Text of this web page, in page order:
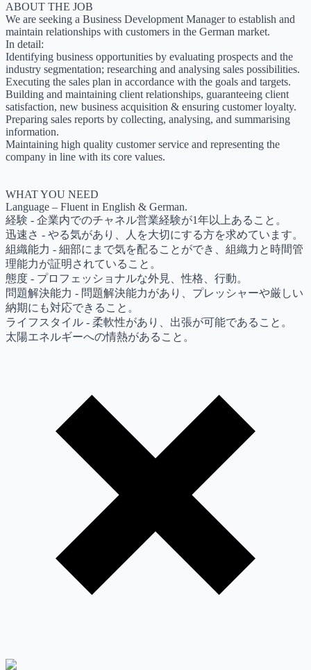
ABOUT THE JOB
We are seeking a Business Development Manager to establish and
maintain relationships with customers in the German market.
In detail:
Identifying business opportunities by evaluating prospects and the
industry segmentation; researching and analysing sales possibilities.
Executing the sales plan in accordance with the goals and targets.
Building and maintaining client relationships, guaranteeing client
satisfaction, new business acquisition & ensuring customer loyalty.
Preparing sales reports by collecting, analysing, and summarising
information.
Maintaining high quality customer service and representing the
company in line with its core values.
WHAT YOU NEED
Language – Fluent in English & German.
経験 - 企業内でのチャネル営業経験が1年以上あること。
迅速さ - やる気があり、人を大切にする方を求めています。
組織能力 - 細部にまで気を配ることができ、組織力と時間管
理能力が証明されていること。
態度 - プロフェッショナルな外見、性格、行動。
問題解決能力 - 問題解決能力があり、プレッシャーや厳しい
納期にも対応できること。
ライフスタイル - 柔軟性があり、出張が可能であること。
太陽エネルギーへの情熱があること。